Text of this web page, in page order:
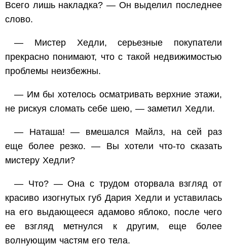
Всего лишь накладка? — Он выделил последнее
слово.
— Мистер Хедли, серьезные покупатели
прекрасно понимают, что с такой недвижимостью
проблемы неизбежны.
— Им бы хотелось осматривать верхние этажи,
не рискуя сломать себе шею, — заметил Хедли.
— Наташа! — вмешался Майлз, на сей раз
еще более резко. — Вы хотели что-то сказать
мистеру Хедли?
— Что? — Она с трудом оторвала взгляд от
красиво изогнутых губ Дария Хедли и уставилась
на его выдающееся адамово яблоко, после чего
ее взгляд метнулся к другим, еще более
волнующим частям его тела.